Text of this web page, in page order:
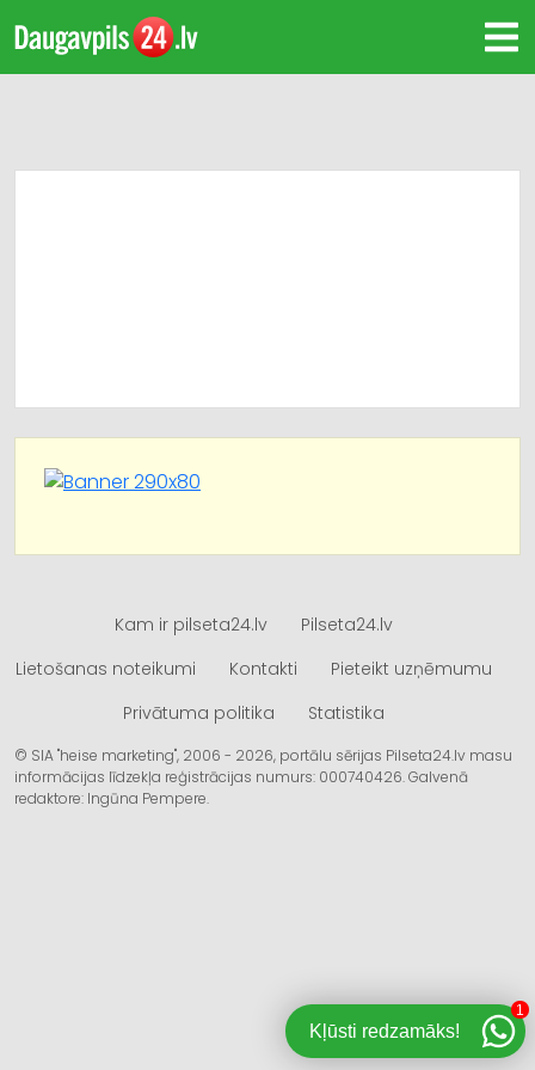
Kam ir pilseta24.lv
Pilseta24.lv
Lietošanas noteikumi
Kontakti
Pieteikt uzņēmumu
Privātuma politika
Statistika
© SIA "heise marketing", 2006 - 2026, portālu sērijas Pilseta24.lv masu
informācijas līdzekļa reģistrācijas numurs: 000740426. Galvenā
redaktore: Ingūna Pempere.
Kļūsti redzamāks!
1